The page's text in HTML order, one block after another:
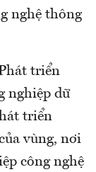
nghệ thông
triển
nghiệp dữ
triển
vùng, nơi
công nghệ